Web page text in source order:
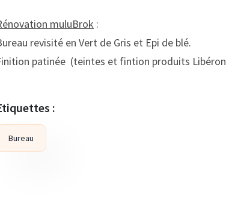
muluBrok :
revisité en Vert de Gris et Epi de blé.
patinée (teintes et fintion produits
:
Bureau